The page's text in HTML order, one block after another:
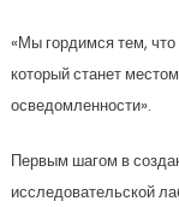
«Мы гордимся тем,
который станет
осведомленности».
Первым шагом в
исследовательской